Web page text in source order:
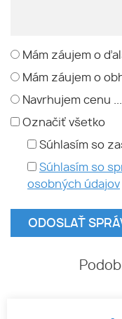
Mám záujem o
Mám záujem o
Navrhujem cenu ...
Označiť všetko
Súhlasím so
Súhlasím so
osobných údajov